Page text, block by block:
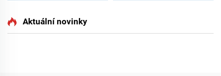
Aktuální novinky